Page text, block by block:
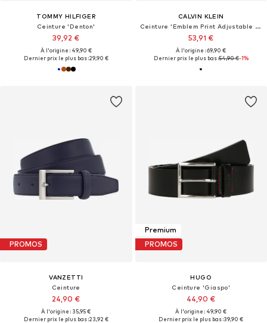
TOMMY HILFIGER
Ceinture 'Denton'
39,92 €
À l'origine : 49,90 €
Dernier prix le plus bas :29,90 €
CALVIN KLEIN
Ceinture 'Emblem Print Adjustable Reversible'
53,91 €
À l'origine : 69,90 €
Dernier prix le plus bas :54,90 €-1%
PROMOS
VANZETTI
Ceinture
24,90 €
À l'origine : 35,95 €
Dernier prix le plus bas :23,92 €
Premium
PROMOS
HUGO
Ceinture 'Giaspo'
44,90 €
À l'origine : 49,90 €
Dernier prix le plus bas :39,90 €